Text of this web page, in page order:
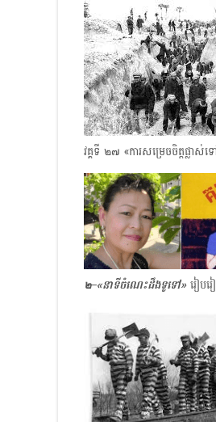
វគ្គទី ๒๗ «ការសម្រេចចិត្តផ្លា
๒–«នាទីចំណេះដឹងទូទៅ»រៀប